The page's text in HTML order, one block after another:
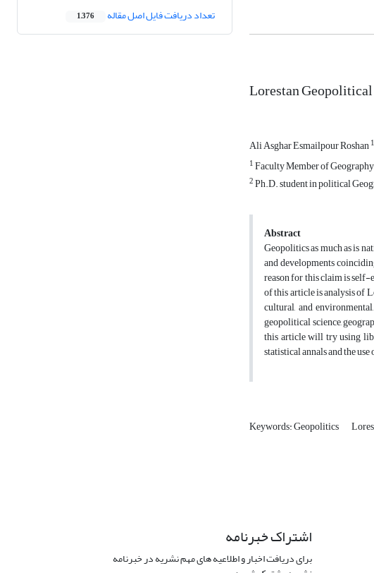
Lorestan
Ali Asghar Esmailpour Roshan1
1Faculty Member of
2Ph.D. student in political
Abstract
Geopolitics as much as is
and developments
reason for this claim is
of this article is analysis of
cultural, and
geopolitical science,
this article will try using
statistical annals and the
Keywords: Geopolitics
تعداد دریافت فایل اصل مقاله 1,376
اشتراک خبرنامه
برای دریافت اخبار و اطلاعیه های مهم نشریه در خبرنامه